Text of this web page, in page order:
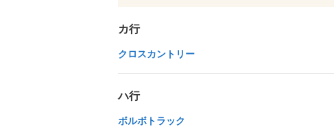
カ行
クロスカントリー
ハ行
ボルボトラック